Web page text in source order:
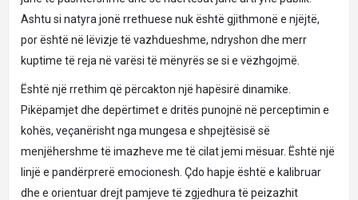
Ashtu si natyra jonë rrethuese nuk është gjithmonë e njëjtë,
por është në lëvizje të vazhdueshme, ndryshon dhe merr
kuptime të reja në varësi të mënyrës se si e vëzhgojmë.
Është një rrethim që përcakton një hapësirë ​​dinamike.
Pikëpamjet dhe depërtimet e dritës punojnë në perceptimin e
kohës, veçanërisht nga mungesa e shpejtësisë së
menjëhershme të imazheve me të cilat jemi mësuar. Është një
linjë e pandërprerë emocionesh. Çdo hapje është e kalibruar
dhe e orientuar drejt pamjeve të zgjedhura të peizazhit